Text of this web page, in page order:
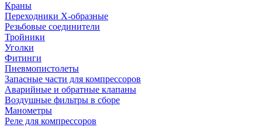
Краны
Переходники Х-образные
Резьбовые соединители
Тройники
Уголки
Фитинги
Пневмопистолеты
Запасные части для компрессоров
Аварийные и обратные клапаны
Воздушные фильтры в сборе
Манометры
Реле для компрессоров